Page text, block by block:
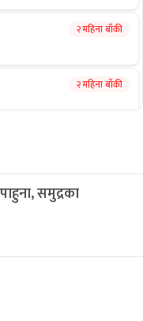
२ महिना बाँकी
२ महिना बाँकी
२ महिना बाँकी
समुद्रका